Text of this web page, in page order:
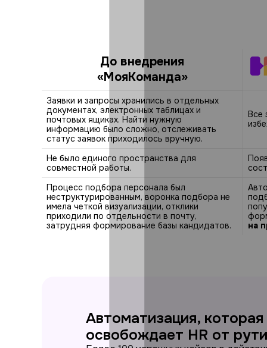
До внедрения
«МояКоманда»
Заявки и запросы хранились в отдельных
документах, электронных таблицах и
почтовых ящиках. Найти нужную
информацию было сложно, отслеживать
статус заявок приходилось вручную.
Все
Не было единого пространства для
совместной работы.
Процесс подбора персонала был
неструктурированным, воронка подбора не
имела четкой визуализации, отклики
приходили по отдельности в почту,
затрудняя формирование базы кандидатов.
на
Автоматизация, которая
освобождает HR от